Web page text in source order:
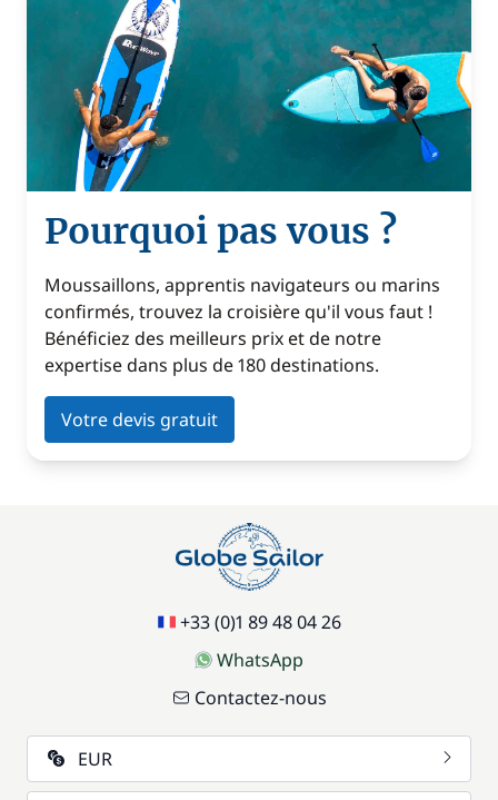
Pourquoi pas vous ?
Moussaillons, apprentis navigateurs ou marins
confirmés, trouvez la croisière qu'il vous faut !
Bénéficiez des meilleurs prix et de notre
expertise dans plus de 180 destinations.
Votre devis gratuit
+33 (0)1 89 48 04 26
WhatsApp
Contactez-nous
EUR